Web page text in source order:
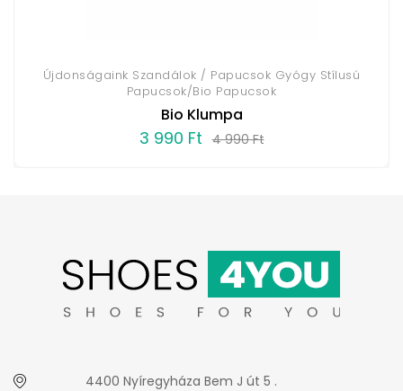
Újdonságaink Szandálok / Papucsok Gyógy Stílusú
Papucsok/Bio Papucsok
Bio Klumpa
3 990 Ft 4 990 Ft
4400 Nyíregyháza Bem J út 5 .